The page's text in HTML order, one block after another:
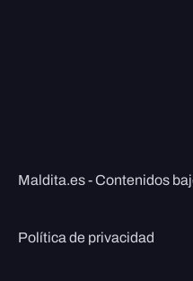
Maldita.es - Contenidos
Política de privacidad